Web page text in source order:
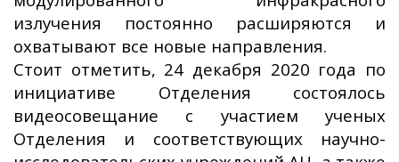
излучения постоянно расширяются и
охватывают все новые направления.
Стоит отметить, 24 декабря 2020 года по
инициативе Отделения состоялось
видеосовещание с участием ученых
Отделения и соответствующих научно-